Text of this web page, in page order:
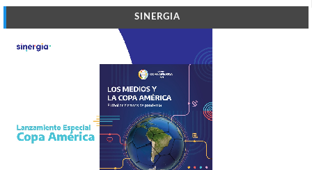
SINERGIA